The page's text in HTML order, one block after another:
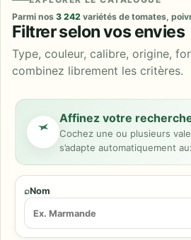
Parmi nos 3 242 variétés de tomates,
Filtrer selon vos envies
Type, couleur, calibre, origine,
combinez librement les critères.